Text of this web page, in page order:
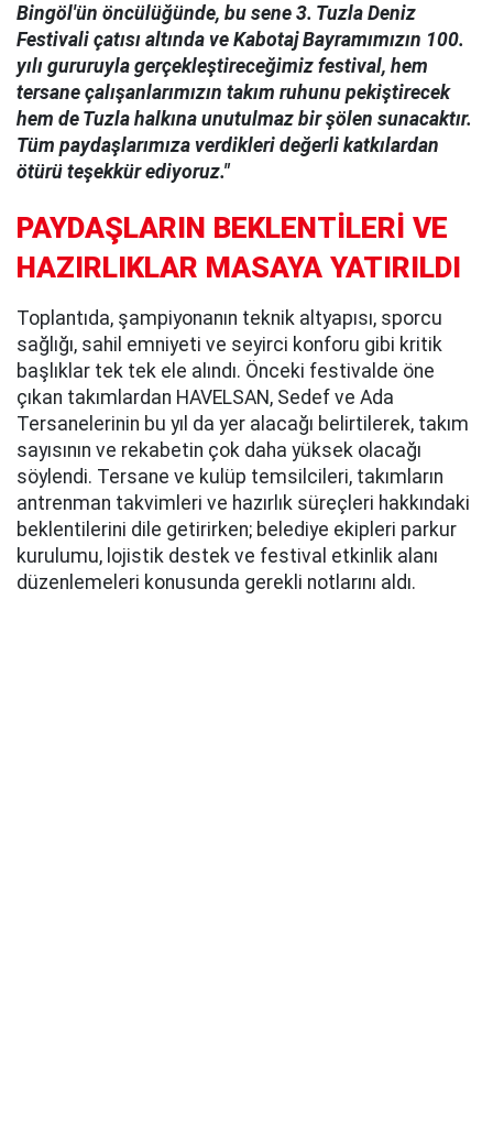
Bingöl'ün öncülüğünde, bu sene 3. Tuzla Deniz
Festivali çatısı altında ve Kabotaj Bayramımızın 100.
yılı gururuyla gerçekleştireceğimiz festival, hem
tersane çalışanlarımızın takım ruhunu pekiştirecek
hem de Tuzla halkına unutulmaz bir şölen sunacaktır.
Tüm paydaşlarımıza verdikleri değerli katkılardan
ötürü teşekkür ediyoruz."
PAYDAŞLARIN BEKLENTİLERİ VE
HAZIRLIKLAR MASAYA YATIRILDI
Toplantıda, şampiyonanın teknik altyapısı, sporcu
sağlığı, sahil emniyeti ve seyirci konforu gibi kritik
başlıklar tek tek ele alındı. Önceki festivalde öne
çıkan takımlardan HAVELSAN, Sedef ve Ada
Tersanelerinin bu yıl da yer alacağı belirtilerek, takım
sayısının ve rekabetin çok daha yüksek olacağı
söylendi. Tersane ve kulüp temsilcileri, takımların
antrenman takvimleri ve hazırlık süreçleri hakkındaki
beklentilerini dile getirirken; belediye ekipleri parkur
kurulumu, lojistik destek ve festival etkinlik alanı
düzenlemeleri konusunda gerekli notlarını aldı.